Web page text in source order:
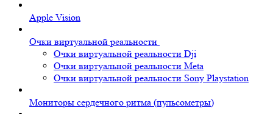
Apple Vision
Очки виртуальной реальности
Очки виртуальной реальности Dji
Очки виртуальной реальности Meta
Очки виртуальной реальности Sony Playstation
Мониторы сердечного ритма (пульсометры)